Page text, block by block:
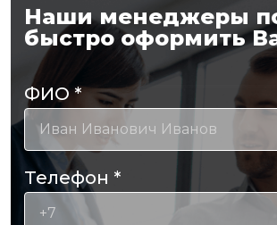
Наши менеджеры
быстро оформить
ФИО*
Телефон *